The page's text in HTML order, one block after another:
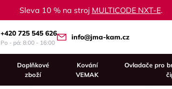
Sleva 10 % na stroj MULTICODE NXT-E.
+420 725 545 626
Po - pá: 8:00 - 16:00
info@jma-kam.cz
Doplňkové
zboží
Kování
VEMAK
Ovladače pro